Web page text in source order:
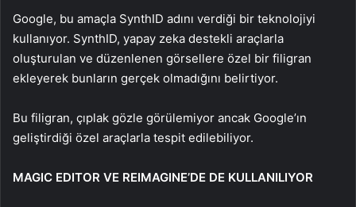
Google, bu amaçla SynthID adını verdiği bir teknolojiyi
kullanıyor. SynthID, yapay zeka destekli araçlarla
oluşturulan ve düzenlenen görsellere özel bir filigran
ekleyerek bunların gerçek olmadığını belirtiyor.
Bu filigran, çıplak gözle görülemiyor ancak Google’ın
geliştirdiği özel araçlarla tespit edilebiliyor.
MAGIC EDITOR VE REIMAGINE’DE DE KULLANILIYOR